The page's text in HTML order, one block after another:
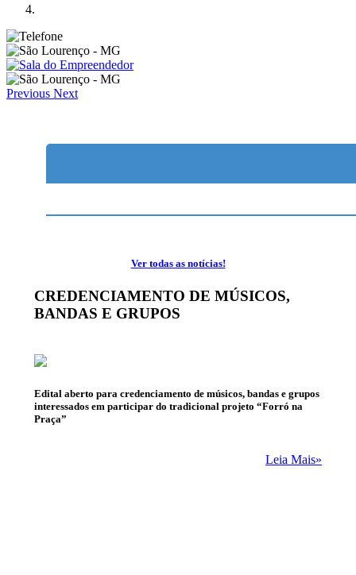
Previous Next
Ver todas as notícias!
CREDENCIAMENTO DE MÚSICOS,
BANDAS E GRUPOS
Edital aberto para credenciamento de músicos, bandas e grupos
interessados em participar do tradicional projeto “Forró na
Praça”
Leia Mais»